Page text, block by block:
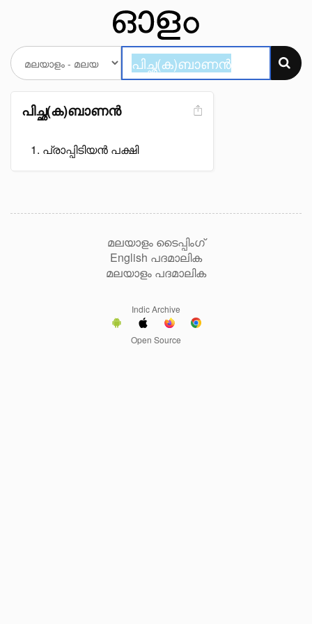
പിച്ഛ(ക)ബാണൻ
പ്രാപ്പിടിയൻ പക്ഷി
മലയാളം ടൈപ്പിംഗ്
English പദമാലിക
മലയാളം പദമാലിക
Indic Archive
Open Source